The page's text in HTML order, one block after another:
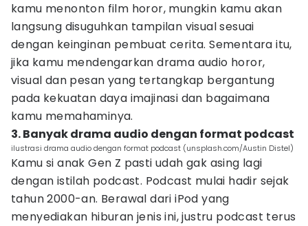
kamu menonton film horor, mungkin kamu akan
langsung disuguhkan tampilan visual sesuai
dengan keinginan pembuat cerita. Sementara itu,
jika kamu mendengarkan drama audio horor,
visual dan pesan yang tertangkap bergantung
pada kekuatan daya imajinasi dan bagaimana
kamu memahaminya.
3. Banyak drama audio dengan format podcast
ilustrasi drama audio dengan format podcast (unsplash.com/Austin Distel)
Kamu si anak Gen Z pasti udah gak asing lagi
dengan istilah podcast. Podcast mulai hadir sejak
tahun 2000-an. Berawal dari iPod yang
menyediakan hiburan jenis ini, justru podcast terus